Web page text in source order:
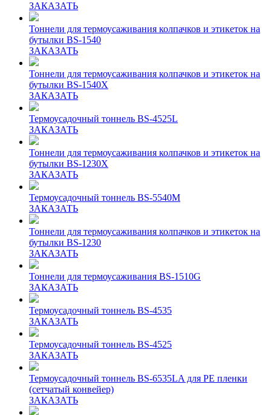
ЗАКАЗАТЬ
Тоннели для термоусаживания колпачков и этикеток на
бутылки BS-1540
ЗАКАЗАТЬ
Тоннели для термоусаживания колпачков и этикеток на
бутылки BS-1540X
ЗАКАЗАТЬ
Термоусадочный тоннель BS-4525L
ЗАКАЗАТЬ
Тоннели для термоусаживания колпачков и этикеток на
бутылки BS-1230X
ЗАКАЗАТЬ
Термоусадочный тоннель BS-5540M
ЗАКАЗАТЬ
Тоннели для термоусаживания колпачков и этикеток на
бутылки BS-1230
ЗАКАЗАТЬ
Тоннели для термоусаживания BS-1510G
ЗАКАЗАТЬ
Термоусадочный тоннель BS-4535
ЗАКАЗАТЬ
Термоусадочный тоннель BS-4525
ЗАКАЗАТЬ
Термоусадочный тоннель BS-6535LA для PE пленки
(сетчатый конвейер)
ЗАКАЗАТЬ